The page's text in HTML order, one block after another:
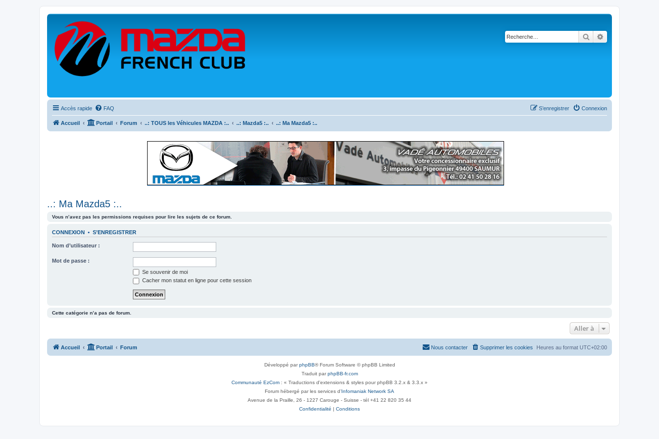
Rechercher
Accès rapide FAQ Connexion
S’enregistrer
Accueil Portail Forum ..: TOUS les Véhicules MAZDA :.. ..: Mazda5 :.. ..: Ma Mazda5 :..
..: Ma Mazda5 :..
Vous n’avez pas les permissions requises pour lire les sujets de ce forum.
CONNEXION • S’ENREGISTRER
Nom d’utilisateur :
Mot de passe :
Se souvenir de moi
Cacher mon statut en ligne pour cette session
Cette catégorie n’a pas de forum.
Aller à
Accueil Portail Forum Heures au format UTC+02:00
Supprimer les cookies
Nous contacter
Développé parphpBB® Forum Software © phpBB Limited
Traduit parphpBB-fr.com
Communauté EzCom : « Traductions d'extensions & styles pour phpBB 3.2.x & 3.3.x »
Forum hébergé par les services d’Infomaniak Network SA
Avenue de la Praille, 26 - 1227 Carouge - Suisse - tél +41 22 820 35 44
Confidentialité | Conditions